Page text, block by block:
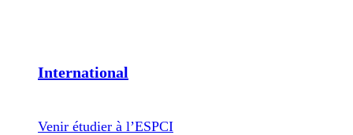
International
Venir étudier à l’ESPCI